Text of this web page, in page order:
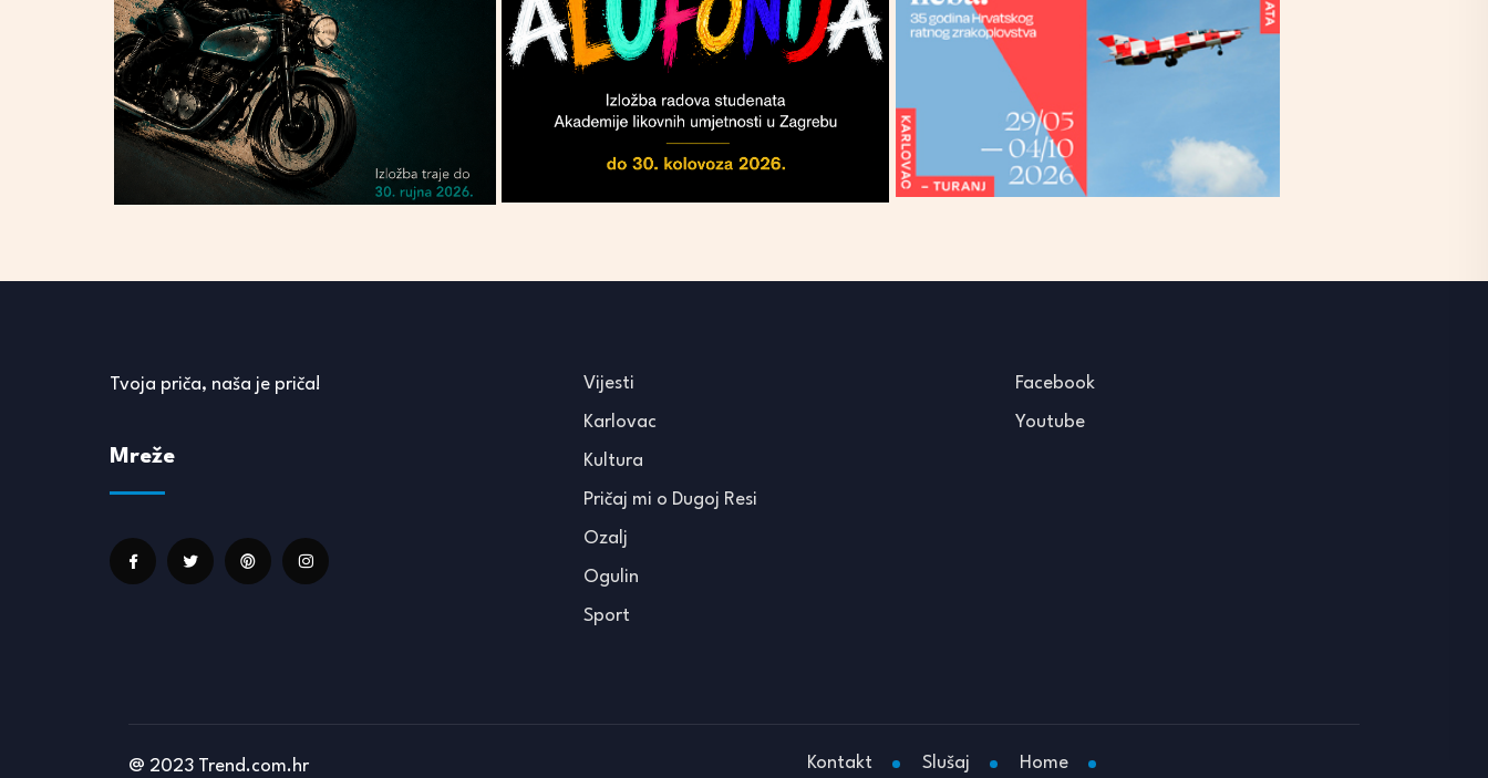
Tvoja priča, naša je priča!
Mreže
Vijesti
Karlovac
Kultura
Pričaj mi o Dugoj Resi
Ozalj
Ogulin
Sport
Facebook
Youtube
@ 2023 Trend.com.hr Kontakt Slušaj Home